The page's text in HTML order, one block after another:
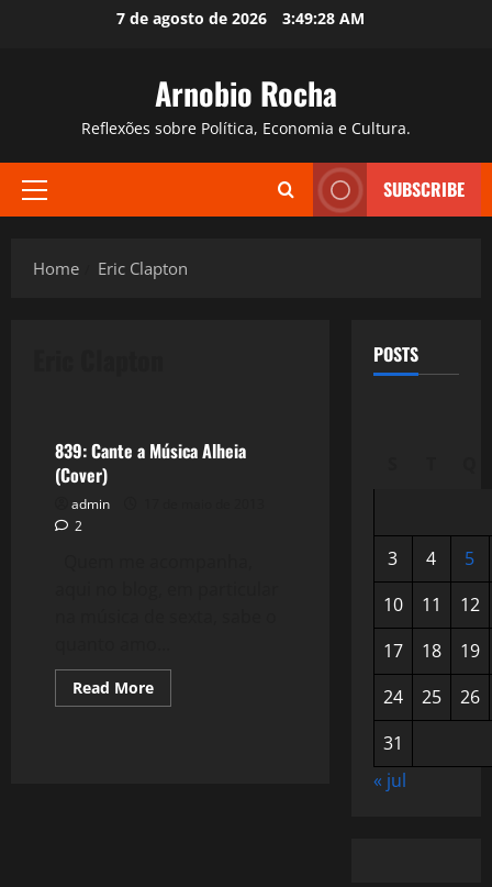
7 de agosto de 2026 3:49:29 AM
Arnobio Rocha
Reflexões sobre Política, Economia e Cultura.
Primary
SUBSCRIBE
Home Eric Clapton
839: Cante a Música Alheia
(Cover)
admin
2
Read MoreRead
more
POSTS
3 4
5
10
11
12
17
18
19
24
25
26
31
« jul